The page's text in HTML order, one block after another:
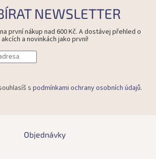
NEWSLETTER
první nákup nad 600 Kč. A dostávej přehled o
akcích a novinkách jako první!
s podmínkami ochrany osobních údajů.
Objednávky